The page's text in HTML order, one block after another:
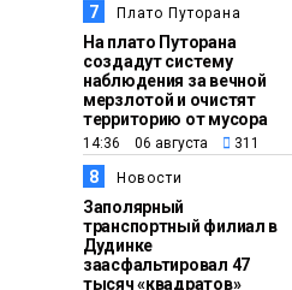
7 Плато Путорана
На плато Путорана
создадут систему
наблюдения за вечной
мерзлотой и очистят
территорию от мусора
14:36 06 августа 311
8 Новости
Заполярный
транспортный филиал в
Дудинке
заасфальтировал 47
тысяч «квадратов»